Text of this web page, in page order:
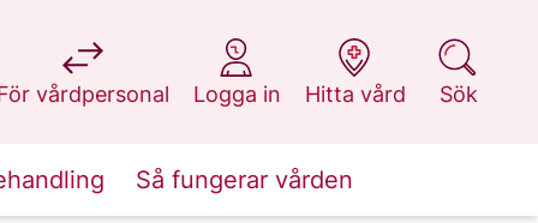
vårdpersonal
på 1177.se
Logga in
på 1177.se
Hitta vård
på 1177.se
Sök
på 1177.se
Så fungerar vården